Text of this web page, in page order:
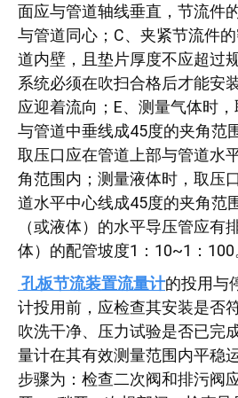
面应与管道轴线垂直，节流件
与管道同心；C、夹紧节流件
道内壁，且垫片厚度不应超过
系统必须在吹扫合格后才能安
应迎着流向；E、测量气体时
与管道中垂线成45度的夹角范
取压口应在管道上部与管道水
角范围内；测量液体时，取压
道水平中心线成45度的夹角范
（或液体）的水平导压管应有
体）的配管坡度1：10~1：100
孔板节流装置流量计的投用与
计投用前，应检查其安装是否
吹洗干净、压力试验是否已完
量计在其有效测量范围内平稳
步骤为：检查二次阀和排污阀